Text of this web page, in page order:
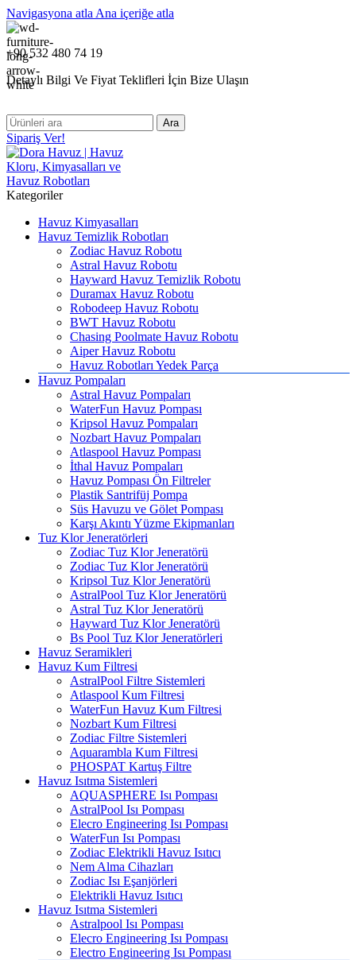
Navigasyona atla Ana içeriğe atla
+90 532 480 74 19
Detaylı Bilgi Ve Fiyat Teklifleri İçin Bize Ulaşın
Ara
Sipariş Ver!
Kategoriler
Havuz Kimyasalları
Havuz Temizlik Robotları
Zodiac Havuz Robotu
Astral Havuz Robotu
Hayward Havuz Temizlik Robotu
Duramax Havuz Robotu
Robodeep Havuz Robotu
BWT Havuz Robotu
Chasing Poolmate Havuz Robotu
Aiper Havuz Robotu
Havuz Robotları Yedek Parça
Havuz Pompaları
Astral Havuz Pompaları
WaterFun Havuz Pompası
Kripsol Havuz Pompaları
Nozbart Havuz Pompaları
Atlaspool Havuz Pompası
İthal Havuz Pompaları
Havuz Pompası Ön Filtreler
Plastik Santrifüj Pompa
Süs Havuzu ve Gölet Pompası
Karşı Akıntı Yüzme Ekipmanları
Tuz Klor Jeneratörleri
Zodiac Tuz Klor Jeneratörü
Zodiac Tuz Klor Jeneratörü
Kripsol Tuz Klor Jeneratörü
AstralPool Tuz Klor Jeneratörü
Astral Tuz Klor Jeneratörü
Hayward Tuz Klor Jeneratörü
Bs Pool Tuz Klor Jeneratörleri
Havuz Seramikleri
Havuz Kum Filtresi
AstralPool Filtre Sistemleri
Atlaspool Kum Filtresi
WaterFun Havuz Kum Filtresi
Nozbart Kum Filtresi
Zodiac Filtre Sistemleri
Aquarambla Kum Filtresi
PHOSPAT Kartuş Filtre
Havuz Isıtma Sistemleri
AQUASPHERE Isı Pompası
AstralPool Isı Pompası
Elecro Engineering Isı Pompası
WaterFun Isı Pompası
Zodiac Elektrikli Havuz Isıtıcı
Nem Alma Cihazları
Zodiac Isı Eşanjörleri
Elektrikli Havuz Isıtıcı
Havuz Isıtma Sistemleri
Astralpool Isı Pompası
Elecro Engineering Isı Pompası
Electro Engineering Isı Pompası